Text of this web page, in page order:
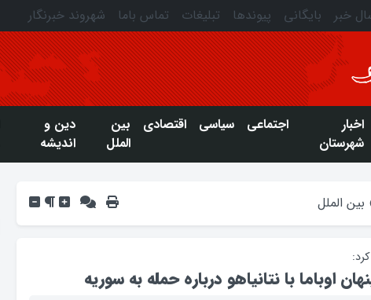
خبر بایگانی پیوندها تبلیغات تماس باما شهروند خبرنگار
اخبار
شهرستان
اجتماعی سیاسی اقتصادی
بین
الملل
دین و
اندیشه
بین الملل
اوباما با نتانیاهو درباره حمله به سوريه